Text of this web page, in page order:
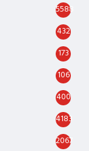
5588
432
173
106
400
4183
2067